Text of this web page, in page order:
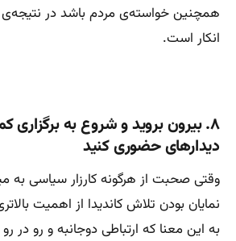
همچنین خواسته‌ی مردم باشد در نتیجه‌ی
انکار است.
۸. بیرون بروید و شروع به برگزاری
دیدارهای حضوری کنید
وقتی صحبت از هرگونه کارزار سیاسی به
نمایان بودن تلاش کاندیدا از اهمیت
به این معنا که ارتباطی دوجانبه و رو در